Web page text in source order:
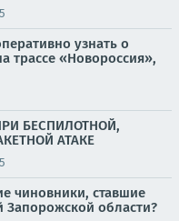
узнать о
трассе «Новороссия»,
БЕСПИЛОТНОЙ,
АТАКЕ
чиновники, ставшие
Запорожской области?